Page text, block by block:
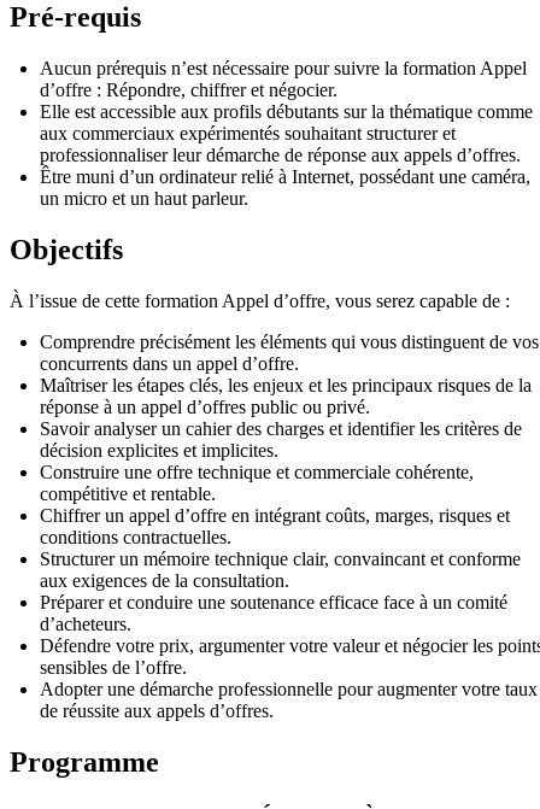
Pré-requis
Aucun prérequis n’est nécessaire pour suivre la formation Appel
d’offre : Répondre, chiffrer et négocier.
Elle est accessible aux profils débutants sur la thématique comme
aux commerciaux expérimentés souhaitant structurer et
professionnaliser leur démarche de réponse aux appels d’offres.
Être muni d’un ordinateur relié à Internet, possédant une caméra,
un micro et un haut parleur.
Objectifs
À l’issue de cette formation Appel d’offre, vous serez capable de :
Comprendre précisément les éléments qui vous distinguent de vos
concurrents dans un appel d’offre.
Maîtriser les étapes clés, les enjeux et les principaux risques de la
réponse à un appel d’offres public ou privé.
Savoir analyser un cahier des charges et identifier les critères de
décision explicites et implicites.
Construire une offre technique et commerciale cohérente,
compétitive et rentable.
Chiffrer un appel d’offre en intégrant coûts, marges, risques et
conditions contractuelles.
Structurer un mémoire technique clair, convaincant et conforme
aux exigences de la consultation.
Préparer et conduire une soutenance efficace face à un comité
d’acheteurs.
Défendre votre prix, argumenter votre valeur et négocier les
sensibles de l’offre.
Adopter une démarche professionnelle pour augmenter votre taux
de réussite aux appels d’offres.
Programme